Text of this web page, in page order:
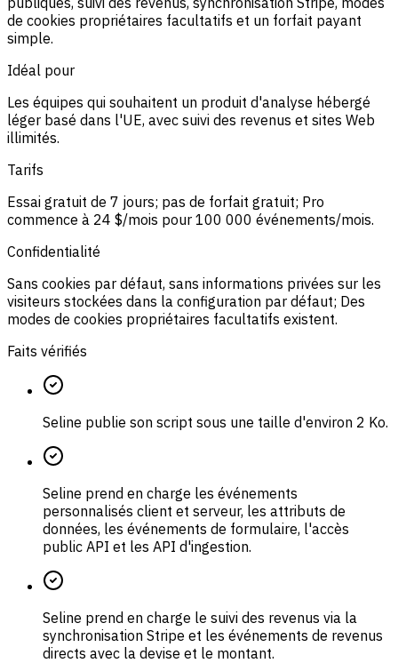
de cookies propriétaires facultatifs et un forfait payant
simple.
Idéal pour
Les équipes qui souhaitent un produit d'analyse hébergé
léger basé dans l'UE, avec suivi des revenus et sites Web
illimités.
Tarifs
Essai gratuit de 7 jours; pas de forfait gratuit; Pro
commence à 24 $/mois pour 100 000 événements/mois.
Confidentialité
Sans cookies par défaut, sans informations privées sur les
visiteurs stockées dans la configuration par défaut; Des
modes de cookies propriétaires facultatifs existent.
Faits vérifiés
Seline publie son script sous une taille d'environ 2 Ko.
Seline prend en charge les événements
personnalisés client et serveur, les attributs de
données, les événements de formulaire, l'accès
public API et les API d'ingestion.
Seline prend en charge le suivi des revenus via la
synchronisation Stripe et les événements de revenus
directs avec la devise et le montant.